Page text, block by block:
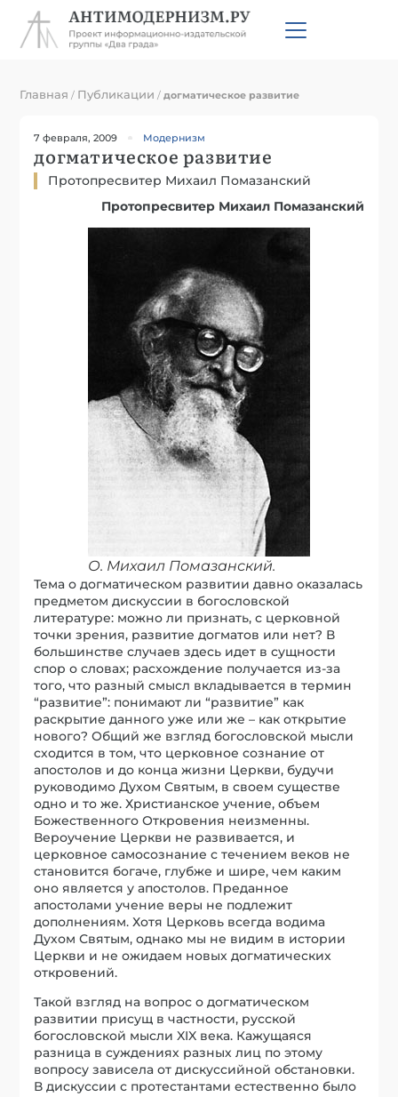
Главная / Публикации /догматическое развитие
7 февраля, 2009 Модернизм
догматическое развитие
Протопресвитер Михаил Помазанский
Протопресвитер Михаил Помазанский
О. Михаил Помазанский.
Тема о догматическом развитии давно оказалась
предметом дискуссии в богословской
литературе: можно ли признать, с церковной
точки зрения, развитие догматов или нет? В
большинстве случаев здесь идет в сущности
спор о словах; расхождение получается из-за
того, что разный смысл вкладывается в термин
“развитие”: понимают ли “развитие” как
раскрытие данного уже или же – как открытие
нового? Общий же взгляд богословской мысли
сходится в том, что церковное сознание от
апостолов и до конца жизни Церкви, будучи
руководимо Духом Святым, в своем существе
одно и то же. Христианское учение, объем
Божественного Откровения неизменны.
Вероучение Церкви не развивается, и
церковное самосознание с течением веков не
становится богаче, глубже и шире, чем каким
оно является у апостолов. Преданное
апостолами учение веры не подлежит
дополнениям. Хотя Церковь всегда водима
Духом Святым, однако мы не видим в истории
Церкви и не ожидаем новых догматических
откровений.
Такой взгляд на вопрос о догматическом
развитии присущ в частности, русской
богословской мысли XIX века. Кажущаяся
разница в суждениях разных лиц по этому
вопросу зависела от дискуссийной обстановки.
В дискуссии с протестантами естественно было